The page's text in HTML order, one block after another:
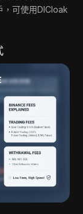
，可使用DICloak